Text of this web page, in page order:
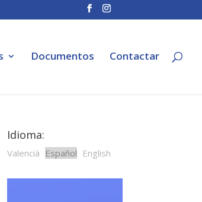
Documentos Contactar
Idioma:
Valencià Español English